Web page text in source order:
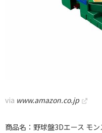
via www.amazon.co.jp
商品名：野球盤3Dエース モ